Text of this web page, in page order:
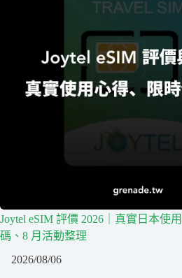
Joytel eSIM 評價 2026｜真實日本使
碼、8 月活動整理
2026/08/06